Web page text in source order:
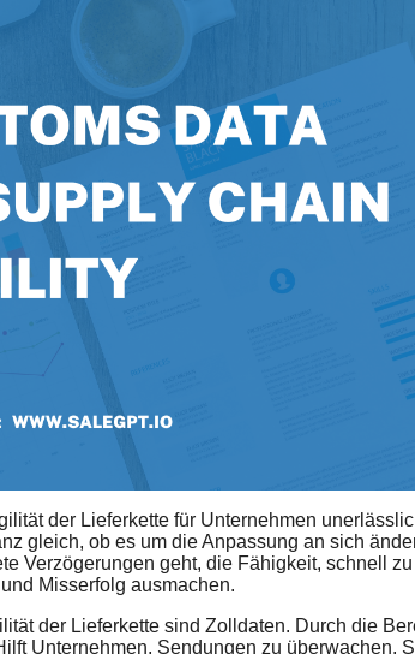
der Lieferkette für Unternehmen
gleich, ob es um die Anpassung an sich
Verzögerungen geht, die Fähigkeit, schnell
Misserfolg ausmachen.
der Lieferkette sind Zolldaten. Durch die
Unternehmen, Sendungen zu überwachen,